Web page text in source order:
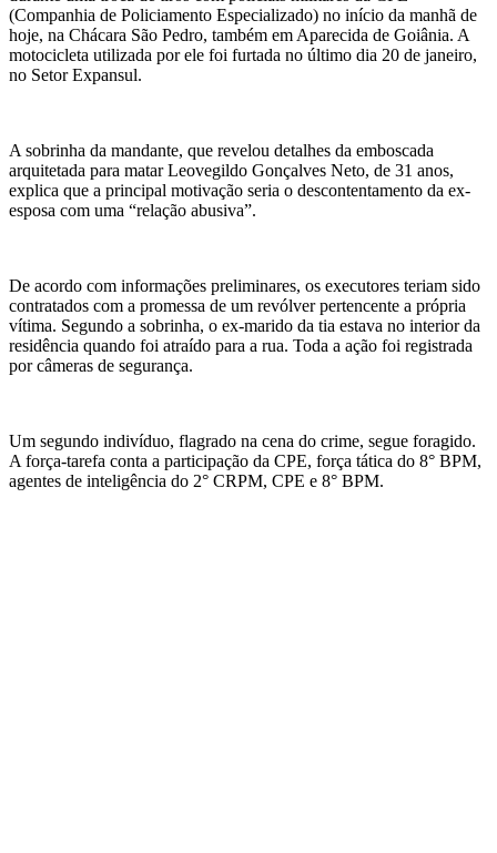
(Companhia de Policiamento Especializado) no início da manhã de
hoje, na Chácara São Pedro, também em Aparecida de Goiânia. A
motocicleta utilizada por ele foi furtada no último dia 20 de janeiro,
no Setor Expansul.
A sobrinha da mandante, que revelou detalhes da emboscada
arquitetada para matar Leovegildo Gonçalves Neto, de 31 anos,
explica que a principal motivação seria o descontentamento da ex-
esposa com uma “relação abusiva”.
De acordo com informações preliminares, os executores teriam sido
contratados com a promessa de um revólver pertencente a própria
vítima. Segundo a sobrinha, o ex-marido da tia estava no interior da
residência quando foi atraído para a rua. Toda a ação foi registrada
por câmeras de segurança.
Um segundo indivíduo, flagrado na cena do crime, segue foragido.
A força-tarefa conta a participação da CPE, força tática do 8° BPM,
agentes de inteligência do 2° CRPM, CPE e 8° BPM.